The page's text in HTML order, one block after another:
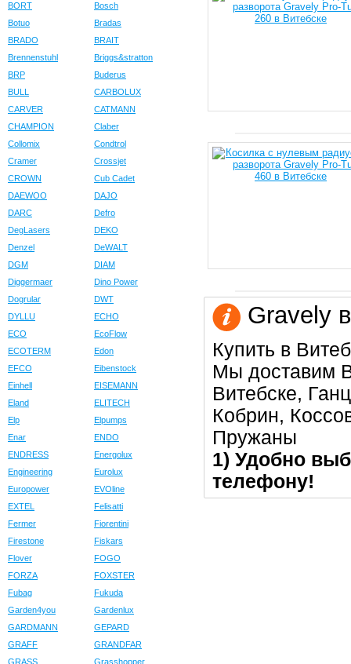
BORT
Bosch
Botuo
Bradas
BRADO
BRAIT
Brennenstuhl
Briggs&stratton
BRP
Buderus
BULL
CARBOLUX
CARVER
CATMANN
CHAMPION
Claber
Collomix
Condtrol
Cramer
Crossjet
CROWN
Cub Cadet
DAEWOO
DAJO
DARC
Defro
DegLasers
DEKO
Denzel
DeWALT
DGM
DIAM
Diggermaer
Dino Power
Dogrular
DWT
DYLLU
ECHO
ECO
EcoFlow
ECOTERM
Edon
EFCO
Eibenstock
Einhell
EISEMANN
Eland
ELITECH
Elp
Elpumps
Enar
ENDO
ENDRESS
Energolux
Engineering
Eurolux
Europower
EVOline
EXTEL
Felisatti
Fermer
Fiorentini
Firestone
Fiskars
Flover
FOGO
FORZA
FOXSTER
Fubag
Fukuda
Garden4you
Gardenlux
GARDMANN
GEPARD
GRAFF
GRANDFAR
GRASS
Grasshopper
Gravely
Купить в
Мы доставим
Витебске,
Кобрин,
Пружаны
1) Удобно
телефону!